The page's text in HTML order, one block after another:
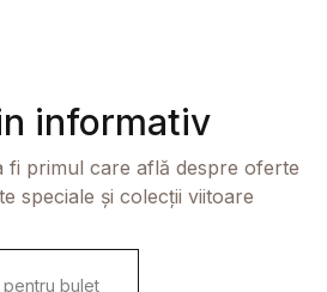
informativ
fi primul care află despre oferte
speciale și colecții viitoare